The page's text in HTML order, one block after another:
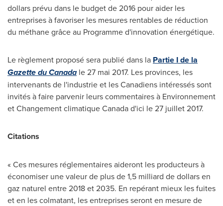
dollars prévu dans le budget de 2016 pour aider les
entreprises à favoriser les mesures rentables de réduction
du méthane grâce au Programme d'innovation énergétique.
Le règlement proposé sera publié dans la Partie I de la
Gazette du Canadale 27 mai 2017. Les provinces, les
intervenants de l'industrie et les Canadiens intéressés sont
invités à faire parvenir leurs commentaires à Environnement
et Changement climatique Canada d'ici le 27 juillet 2017.
Citations
« Ces mesures réglementaires aideront les producteurs à
économiser une valeur de plus de 1,5 milliard de dollars en
gaz naturel entre2018 et2035. En repérant mieux les fuites
et en les colmatant, les entreprises seront en mesure de